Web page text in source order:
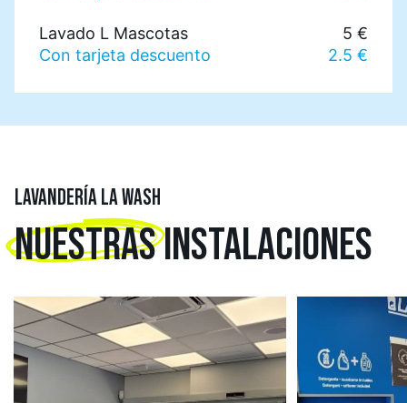
Lavado L Mascotas
5 €
Con tarjeta descuento
2.5 €
LAVANDERÍA LA WASH
NUESTRASINSTALACIONES